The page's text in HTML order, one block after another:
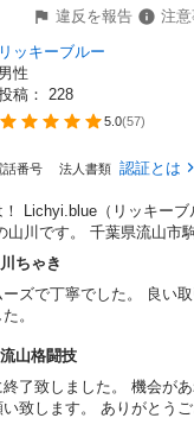
違反を報告
注
リッキーブルー
男性
稿： 228
5.0(57)
話番号 法人書類 認証とは
！ Lichyi.blue（リッキーブ
山川です。 千葉県流山市
川ちゃき
ズで丁寧でした。 良い取
。
流山格闘技
了致しました。 機会が
致します。 ありがとう